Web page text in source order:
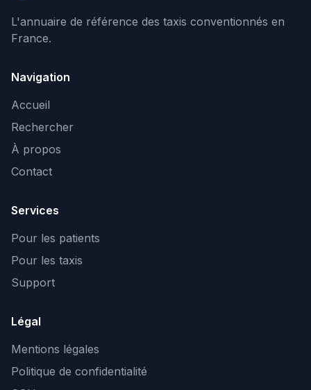
L'annuaire de référence des taxis conventionnés en
France.
Navigation
Accueil
Rechercher
À propos
Contact
Services
Pour les patients
Pour les taxis
Support
Légal
Mentions légales
Politique de confidentialité